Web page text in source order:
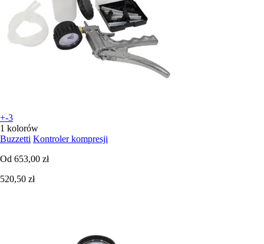
+-3
1 kolorów
Buzzetti Kontroler kompresji
Od 653,00 zł
520,50 zł